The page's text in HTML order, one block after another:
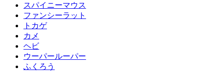
スパイニーマウス
ファンシーラット
トカゲ
カメ
ヘビ
ウーパールーパー
ふくろう